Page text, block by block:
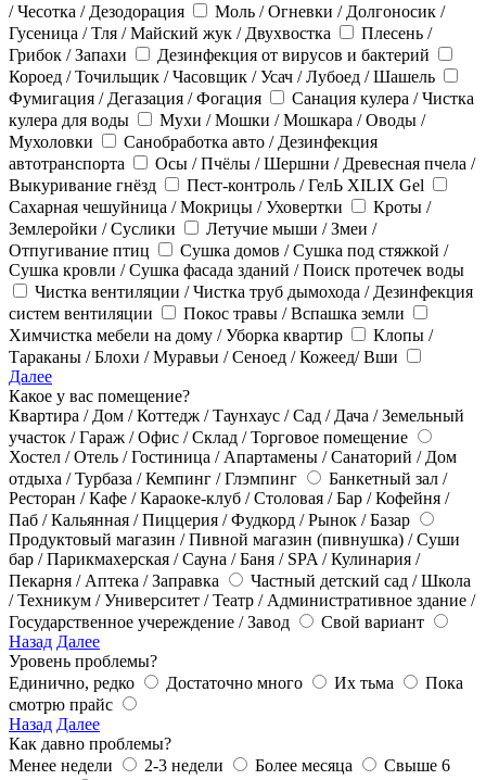
/ Чесотка / Дезодорация
Моль / Огневки / Долгоносик /
Гусеница / Тля / Майский жук / Двухвостка
Плесень /
Грибок / Запахи
Дезинфекция от вирусов и бактерий
Короед / Точильщик / Часовщик / Усач / Лубоед / Шашель
Фумигация / Дегазация / Фогация
Санация кулера / Чистка
кулера для воды
Мухи / Мошки / Мошкара / Оводы /
Мухоловки
Санобработка авто / Дезинфекция
автотранспорта
Осы / Пчёлы / Шершни / Древесная пчела /
Выкуривание гнёзд
Пест-контроль / ГелЬ XILIX Gel
Сахарная чешуйница / Мокрицы / Уховертки
Кроты /
Землеройки / Суслики
Летучие мыши / Змеи /
Отпугивание птиц
Сушка домов / Сушка под стяжкой /
Сушка кровли / Сушка фасада зданий / Поиск протечек воды
Чистка вентиляции / Чистка труб дымохода / Дезинфекция
систем вентиляции
Покос травы / Вспашка земли
Химчистка мебели на дому / Уборка квартир
Клопы /
Тараканы / Блохи / Муравьи / Сеноед / Кожеед/ Вши
Далее
Какое у вас помещение?
Квартира / Дом / Коттедж / Таунхаус / Сад / Дача / Земельный
участок / Гараж / Офис / Склад / Торговое помещение
Хостел / Отель / Гостиница / Апартамены / Санаторий / Дом
отдыха / Турбаза / Кемпинг / Глэмпинг
Банкетный зал /
Ресторан / Кафе / Караоке-клуб / Столовая / Бар / Кофейня /
Паб / Кальянная / Пиццерия / Фудкорд / Рынок / Базар
Продуктовый магазин / Пивной магазин (пивнушка) / Суши
бар / Парикмахерская / Сауна / Баня / SPA / Кулинария /
Пекарня / Аптека / Заправка
Частный детский сад / Школа
/ Техникум / Университет / Театр / Административное здание /
Государственное учереждение / Завод
Свой вариант
Назад Далее
Уровень проблемы?
Единично, редко
Достаточно много Их тьма
Пока
смотрю прайс
Назад Далее
Как давно проблемы?
Менее недели
2-3 недели Более месяца
Свыше 6